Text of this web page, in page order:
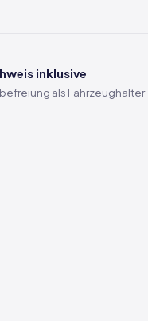
inklusive
als Fahrzeughalter